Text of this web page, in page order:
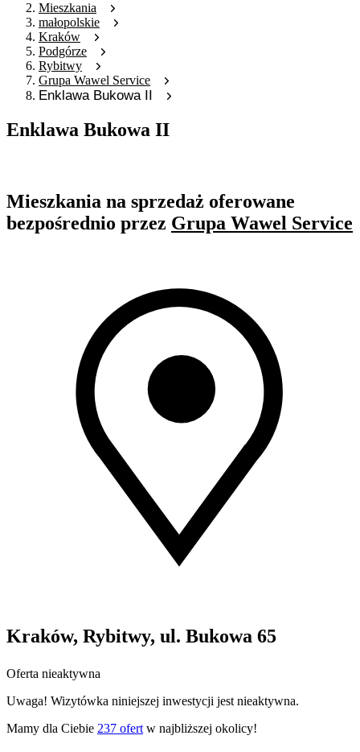
Mieszkania
małopolskie
Kraków
Podgórze
Rybitwy
Grupa Wawel Service
Enklawa Bukowa II
Enklawa Bukowa II
Mieszkania na sprzedaż oferowane
bezpośrednio przez Grupa Wawel Service
Kraków, Rybitwy, ul. Bukowa 65
Oferta nieaktywna
Uwaga! Wizytówka niniejszej inwestycji jest nieaktywna.
Mamy dla Ciebie 237 ofert w najbliższej okolicy!